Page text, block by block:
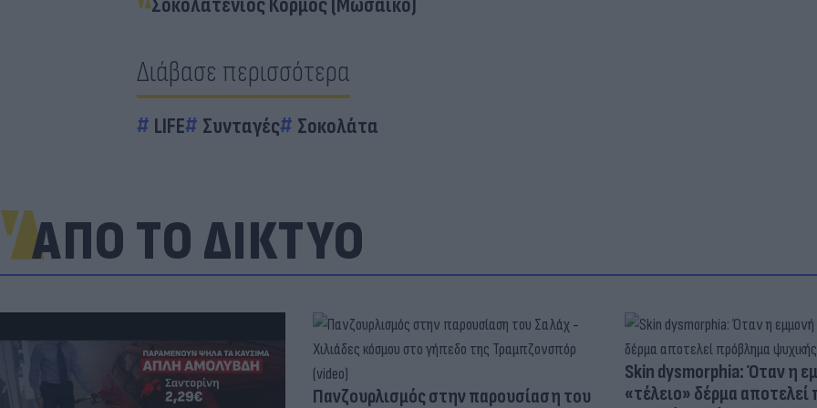
Διάβασε περισσότερα
LIFE Συνταγές Σοκολάτα
ΑΠΟ ΤΟ ΔΙΚΤΥΟ
Πανζουρλισμός στην παρουσίαση του
Skin dysmorphia: Όταν η
«τέλειο» δέρμα